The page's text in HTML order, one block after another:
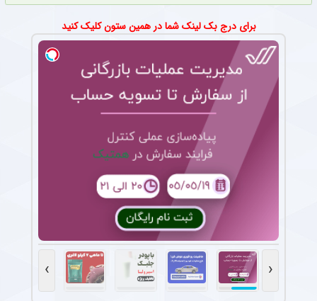
برای درج بک لینک شما در همین ستون کلیک کنید
‹
›